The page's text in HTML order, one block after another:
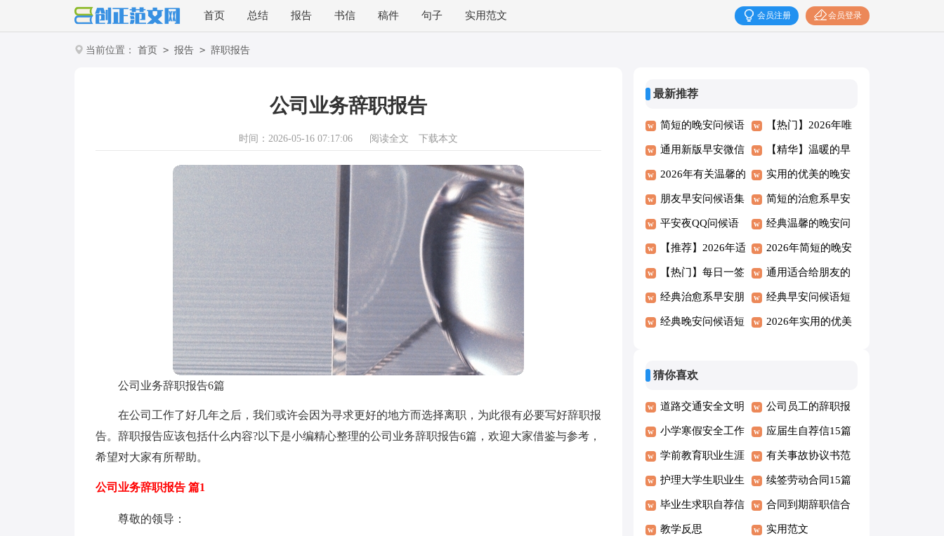
首页 总结 报告 书信 稿件 句子 实用范文 会员登录
会员注册
当前位置： 首页 > 报告 > 辞职报告
公司业务辞职报告
时间：2026-05-16 07:17:06 阅读全文 下载本文
公司业务辞职报告6篇
在公司工作了好几年之后，我们或许会因为寻求更好的地方而选择离职，为此很有必要写好辞职报
告。辞职报告应该包括什么内容?以下是小编精心整理的公司业务辞职报告6篇，欢迎大家借鉴与参考，
希望对大家有所帮助。
公司业务辞职报告 篇1
尊敬的领导：
最新推荐
简短的晚安问候语
语录集锦57句
【热门】2026年唯
美的晚安问候语短
信51条
通用新版早安微信
问候语锦集32句
【精华】温暖的早
安问候语22条
2026年有关温馨的
早安问候语语录汇
编55条
实用的优美的晚安
问候语37句
朋友早安问候语集
合35条
简短的治愈系早安
微信问候语汇总65
条
平安夜QQ问候语
42句
经典温馨的晚安问
候语短信摘录36句
【推荐】2026年适
合早上发的早安
QQ问候语60句
2026年简短的晚安
朋友圈问候语汇编
69句
【热门】每日一签
早安朋友圈问候语
汇编41条
通用适合给朋友的
早安问候语语录摘
录32句
经典治愈系早安朋
友圈问候语27句
经典早安问候语短
信汇编65条
经典晚安问候语短 2026年实用的优美
猜你喜欢
道路交通安全文明
承诺书
公司员工的辞职报
告
小学寒假安全工作
自查报告2篇
应届生自荐信15篇
学前教育职业生涯
规划书15篇
有关事故协议书范
文集合5篇
护理大学生职业生
涯规划书范文
续签劳动合同15篇
毕业生求职自荐信
汇编15篇
合同到期辞职信合
集15篇
教学反思 实用范文